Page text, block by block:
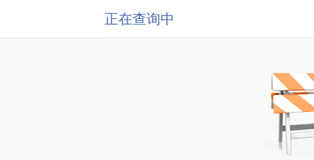
正在查询中